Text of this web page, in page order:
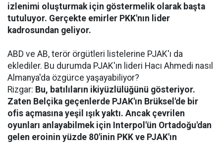
izlenimi oluşturmak için göstermelik olarak başta
tutuluyor. Gerçekte emirler PKK'nın lider
kadrosundan geliyor.
ABD ve AB, terör örgütleri listelerine PJAK'ı da
eklediler. Bu durumda PJAK'ın lideri Hacı Ahmedi nasıl
Almanya'da özgürce yaşayabiliyor?
Rizgar: Bu, batılıların ikiyüzlülüğünü gösteriyor.
Zaten Belçika geçenlerde PJAK'ın Brüksel'de bir
ofis açmasına yeşil ışık yaktı. Ancak çevrilen
oyunları anlayabilmek için Interpol'ün Ortadoğu'dan
gelen eroinin yüzde 80'inin PKK ve PJAK'ın